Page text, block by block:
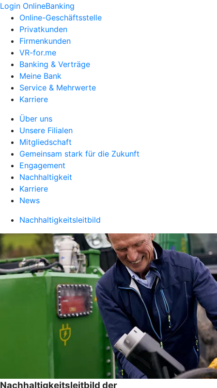
Login OnlineBanking
Online-Geschäftsstelle
Privatkunden
Firmenkunden
VR-for.me
Banking & Verträge
Meine Bank
Service & Mehrwerte
Karriere
Über uns
Unsere Filialen
Mitgliedschaft
Gemeinsam stark für die Zukunft
Engagement
Nachhaltigkeit
Karriere
News
Nachhaltigkeitsleitbild
Nachhaltigkeitsleitbild der